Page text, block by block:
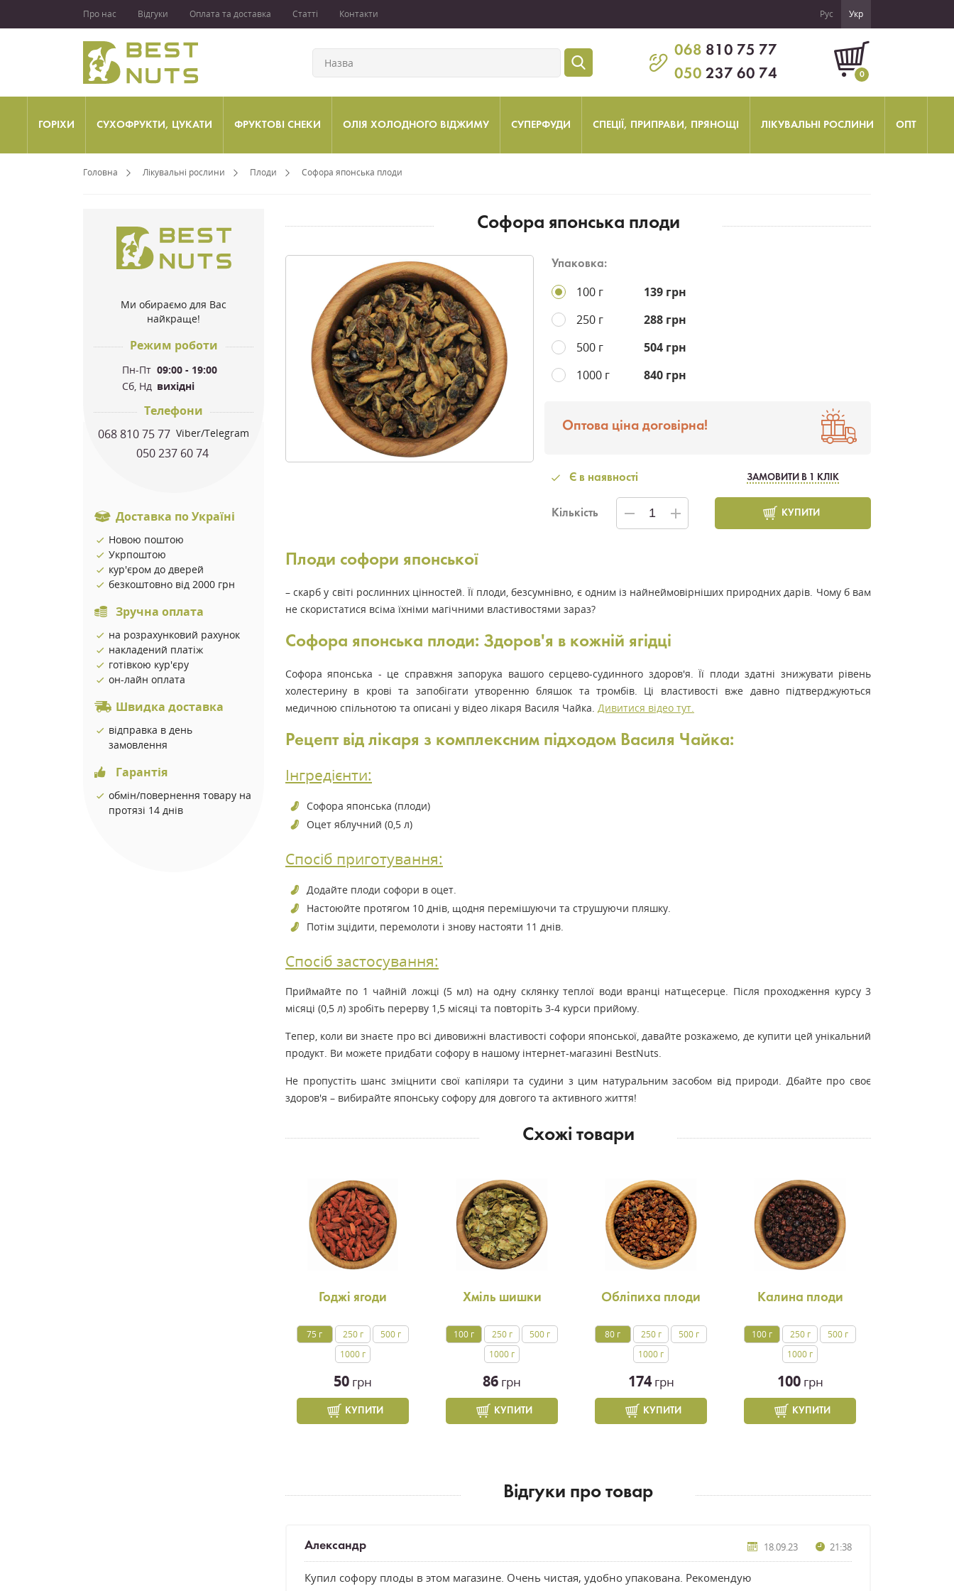
Про нас Відгуки Оплата та доставка Статті Контакти Рус Укр
068 810 75 77
050 237 60 74 0
ГОРІХИ СУХОФРУКТИ, ЦУКАТИ ФРУКТОВІ СНЕКИ ОЛІЯ ХОЛОДНОГО ВІДЖИМУ СУПЕРФУДИ СПЕЦІЇ, ПРИПРАВИ, ПРЯНОЩІ ЛІКУВАЛЬНІ РОСЛИНИ ОПТ
Головна Лікувальні рослини Плоди Софора японська плоди
Ми обираємо для Вас
найкраще!
Режим роботи
Пн-Пт 09:00 - 19:00
Сб, Нд вихідні
Телефони
068 810 75 77 Viber/Telegram
050 237 60 74
Доставка по Україні
Новою поштою
Укрпоштою
кур'єром до дверей
безкоштовно від 2000 грн
Зручна оплата
на розрахунковий рахунок
накладений платіж
готівкою кур'єру
он-лайн оплата
Швидка доставка
відправка в день
замовлення
Гарантія
обмін/повернення товару на
протязі 14 днів
Софора японська плоди
Упаковка:
100 г
139 грн
250 г
288 грн
500 г
504 грн
1000 г
840 грн
Оптова ціна договірна!
Є в наявності ЗАМОВИТИ В 1 КЛІК
Кількість КУПИТИ
Плоди софори японської
– скарб у світі рослинних цінностей. Її плоди, безсумнівно, є одним із найнеймовірніших природних дарів. Чому б вам
не скористатися всіма їхніми магічними властивостями зараз?
Софора японська плоди: Здоров'я в кожній ягідці
Софора японська - це справжня запорука вашого серцево-судинного здоров'я. Її плоди здатні знижувати рівень
холестерину в крові та запобігати утворенню бляшок та тромбів. Ці властивості вже давно підтверджуються
медичною спільнотою та описані у відео лікаря Василя Чайка. Дивитися відео тут.
Рецепт від лікаря з комплексним підходом Василя Чайка:
Інгредієнти:
Софора японська (плоди)
Оцет яблучний (0,5 л)
Спосіб приготування:
Додайте плоди софори в оцет.
Настоюйте протягом 10 днів, щодня перемішуючи та струшуючи пляшку.
Потім зцідити, перемолоти і знову настояти 11 днів.
Спосіб застосування:
Приймайте по 1 чайній ложці (5 мл) на одну склянку теплої води вранці натщесерце. Після проходження курсу 3
місяці (0,5 л) зробіть перерву 1,5 місяці та повторіть 3-4 курси прийому.
Тепер, коли ви знаєте про всі дивовижні властивості софори японської, давайте розкажемо, де купити цей унікальний
продукт. Ви можете придбати софору в нашому інтернет-магазині BestNuts.
Не пропустіть шанс зміцнити свої капіляри та судини з цим натуральним засобом від природи. Дбайте про своє
здоров'я – вибирайте японську софору для довгого та активного життя!
Схожі товари
Годжі ягоди
75 г 250 г
500 г
1000 г
50 грн
КУПИТИ
Хміль шишки
100 г 250 г
500 г
1000 г
86 грн
КУПИТИ
Обліпиха плоди
80 г 250 г
500 г
1000 г
174 грн
КУПИТИ
Калина плоди
100 г 250 г
500 г
1000 г
100 грн
КУПИТИ
Вiдгуки про товар
Александр 18.09.23 21:38
Купил софору плоды в этом магазине. Очень чистая, удобно упакована. Рекомендую